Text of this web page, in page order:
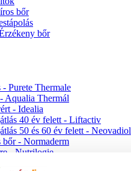
bőr
bőr
Purete Thermale
Aqualia Thermál
- Idealia
40 év felett - Liftactiv
50 és 60 év felett - Neovadiol
bőr - Normaderm
- Nutrilogie